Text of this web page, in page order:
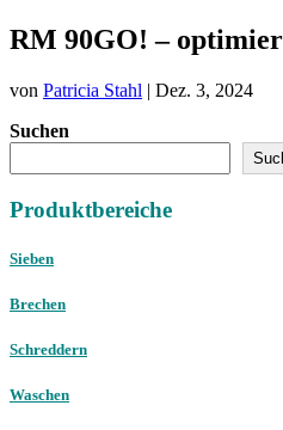
RM 90GO! –
von Patricia Stahl | Dez. 3, 2024
Suchen
Produktbereiche
Sieben
Brechen
Schreddern
Waschen